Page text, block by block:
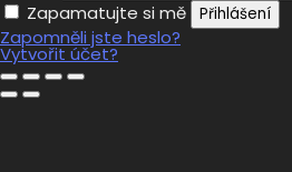
Zapamatujte si mě
Přihlášení
Zapomněli jste heslo?
Vytvořit účet?